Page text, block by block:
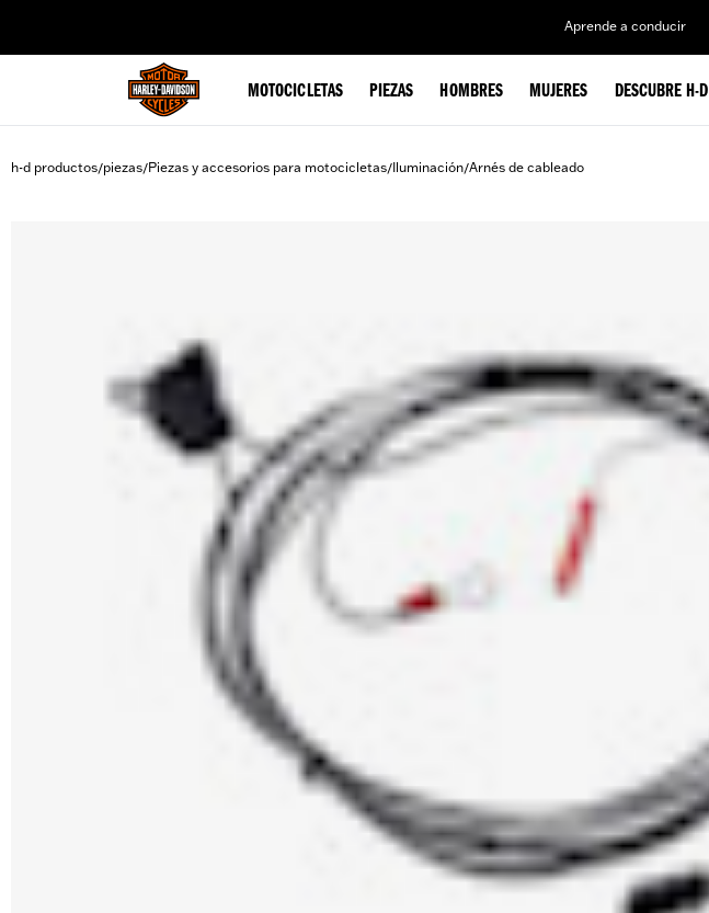
Aprende a conducir
MOTOCICLETAS PIEZAS HOMBRES MUJERES DESCUBRE H-D
h-d productos/piezas/Piezas y accesorios para motocicletas/Iluminación/Arnés de cableado